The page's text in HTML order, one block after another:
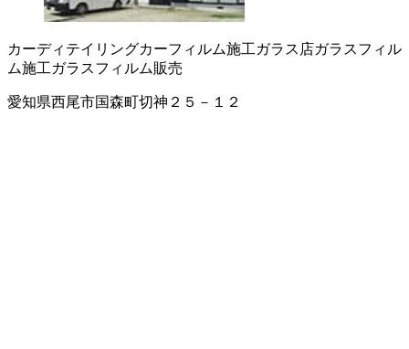
カーディテイリングカーフィルム施工ガラス店ガラスフィル
ム施工ガラスフィルム販売
愛知県西尾市国森町切神２５－１２